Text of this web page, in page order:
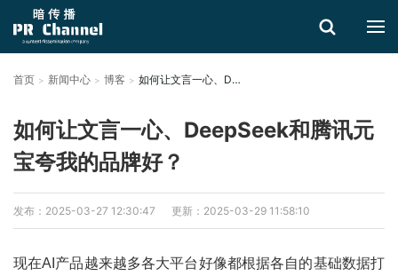
首页 新闻中心 博客 如何让文言一心、DeepSeek和腾讯元宝夸我的品牌好？
如何让文言一心、DeepSeek和腾讯元
宝夸我的品牌好？
发布：2025-03-27 12:30:47 更新：2025-03-29 11:58:10
现在AI产品越来越多各大平台好像都根据各自的基础数据打